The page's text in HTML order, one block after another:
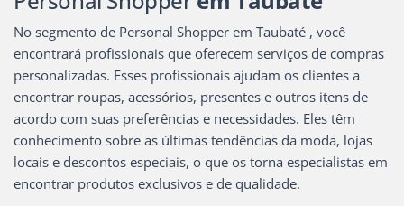
No segmento de Personal Shopper em Taubaté , você
encontrará profissionais que oferecem serviços de compras
personalizadas. Esses profissionais ajudam os clientes a
encontrar roupas, acessórios, presentes e outros itens de
acordo com suas preferências e necessidades. Eles têm
conhecimento sobre as últimas tendências da moda, lojas
locais e descontos especiais, o que os torna especialistas em
encontrar produtos exclusivos e de qualidade.